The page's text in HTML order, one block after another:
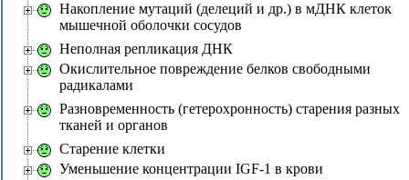
Накопление мутаций (делеций и др.) в мДНК клеток
мышечной оболочки сосудов
Неполная репликация ДНК
Окислительное повреждение белков свободными
радикалами
Разновременность (гетерохронность) старения разных
тканей и органов
Старение клетки
Уменьшение концентрации IGF-1 в крови